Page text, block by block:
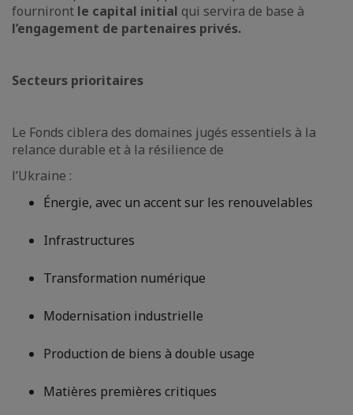
fourniront le capital initial qui servira de base à
l’engagement de partenaires privés.
Secteurs prioritaires
Le Fonds ciblera des domaines jugés essentiels à la
relance durable et à la résilience de
l’Ukraine :
Énergie, avec un accent sur les renouvelables
Infrastructures
Transformation numérique
Modernisation industrielle
Production de biens à double usage
Matières premières critiques